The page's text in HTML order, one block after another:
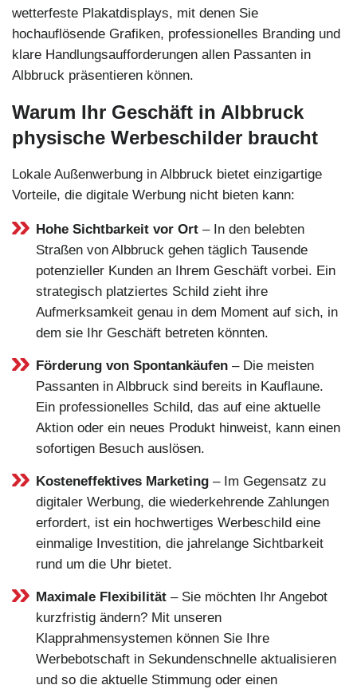
wetterfeste Plakatdisplays, mit denen Sie
hochauflösende Grafiken, professionelles Branding und
klare Handlungsaufforderungen allen Passanten in
Albbruck präsentieren können.
Warum Ihr Geschäft in Albbruck
physische Werbeschilder braucht
Lokale Außenwerbung in Albbruck bietet einzigartige
Vorteile, die digitale Werbung nicht bieten kann:
Hohe Sichtbarkeit vor Ort – In den belebten
Straßen von Albbruck gehen täglich Tausende
potenzieller Kunden an Ihrem Geschäft vorbei. Ein
strategisch platziertes Schild zieht ihre
Aufmerksamkeit genau in dem Moment auf sich, in
dem sie Ihr Geschäft betreten könnten.
Förderung von Spontankäufen – Die meisten
Passanten in Albbruck sind bereits in Kauflaune.
Ein professionelles Schild, das auf eine aktuelle
Aktion oder ein neues Produkt hinweist, kann einen
sofortigen Besuch auslösen.
Kosteneffektives Marketing – Im Gegensatz zu
digitaler Werbung, die wiederkehrende Zahlungen
erfordert, ist ein hochwertiges Werbeschild eine
einmalige Investition, die jahrelange Sichtbarkeit
rund um die Uhr bietet.
Maximale Flexibilität – Sie möchten Ihr Angebot
kurzfristig ändern? Mit unseren
Klapprahmensystemen können Sie Ihre
Werbebotschaft in Sekundenschnelle aktualisieren
und so die aktuelle Stimmung oder einen